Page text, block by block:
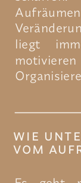
WIE
VOM
liegt